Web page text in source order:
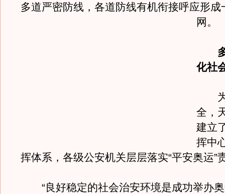
多道严密防线，各道防线有机衔接呼应形成
网。
化社
为
全，
建立
挥中
挥体系，各级公安机关层层落实“平安奥运”
“良好稳定的社会治安环境是成功举办奥